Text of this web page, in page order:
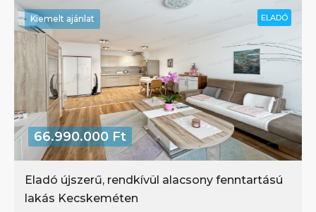
ELADÓ
Kiemelt ajánlat
66.990.000 Ft
Eladó újszerű, rendkívül alacsony fenntartású
lakás Kecskeméten